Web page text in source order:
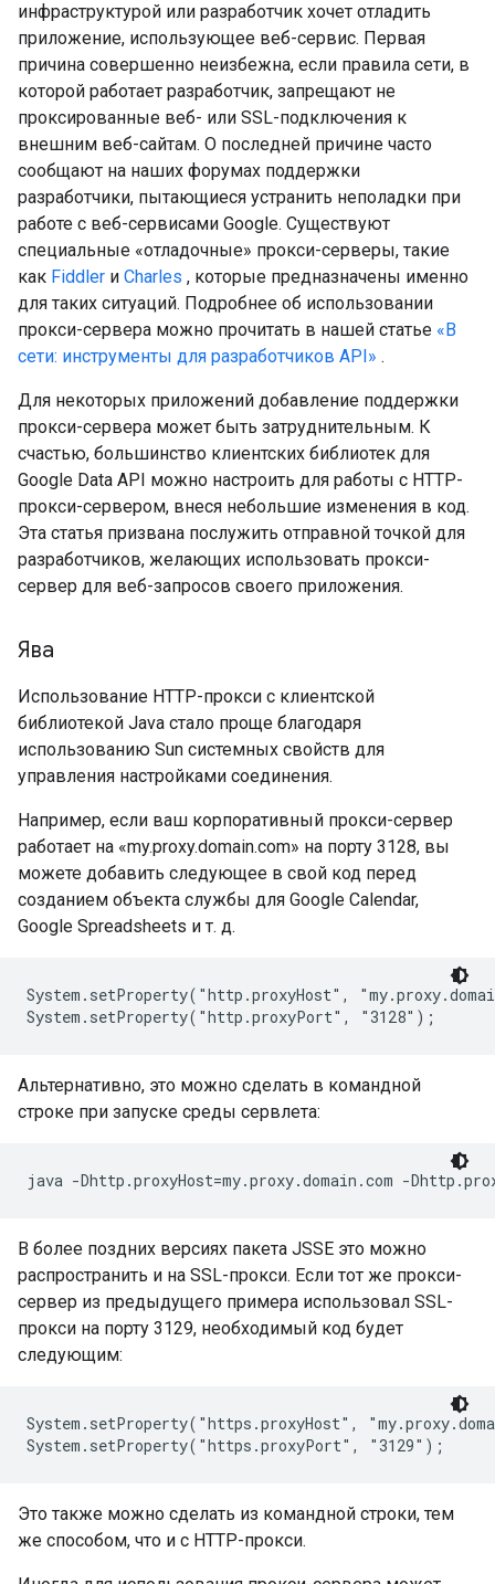
инфраструктурой или разработчик хочет отладить
приложение, использующее веб-сервис. Первая
причина совершенно неизбежна, если правила сети, в
которой работает разработчик, запрещают не
проксированные веб- или SSL-подключения к
внешним веб-сайтам. О последней причине часто
сообщают на наших форумах поддержки
разработчики, пытающиеся устранить неполадки при
работе с веб-сервисами Google. Существуют
специальные «отладочные» прокси-серверы, такие
как Fiddler и Charles , которые предназначены именно
для таких ситуаций. Подробнее об использовании
прокси-сервера можно прочитать в нашей статье «В
сети: инструменты для разработчиков API» .
Для некоторых приложений добавление поддержки
прокси-сервера может быть затруднительным. К
счастью, большинство клиентских библиотек для
Google Data API можно настроить для работы с HTTP-
прокси-сервером, внеся небольшие изменения в код.
Эта статья призвана послужить отправной точкой для
разработчиков, желающих использовать прокси-
сервер для веб-запросов своего приложения.
Ява
Использование HTTP-прокси с клиентской
библиотекой Java стало проще благодаря
использованию Sun системных свойств для
управления настройками соединения.
Например, если ваш корпоративный прокси-сервер
работает на «my.proxy.domain.com» на порту 3128, вы
можете добавить следующее в свой код перед
созданием объекта службы для Google Calendar,
Google Spreadsheets и т. д.
System.setProperty("http.proxyHost",
Альтернативно, это можно сделать в командной
строке при запуске среды сервлета:
В более поздних версиях пакета JSSE это можно
распространить и на SSL-прокси. Если тот же прокси-
сервер из предыдущего примера использовал SSL-
прокси на порту 3129, необходимый код будет
следующим:
System.setProperty("https.proxyHost",
Это также можно сделать из командной строки, тем
же способом, что и с HTTP-прокси.